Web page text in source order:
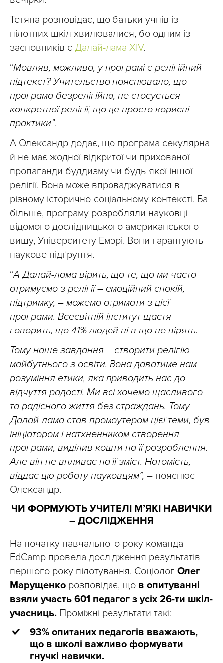
Тетяна розповідає, що батьки учнів із
пілотних шкіл хвилювалися, бо одним із
засновників є Далай-лама XIV.
“Мовляв, можливо, у програмі є релігійний
підтекст? Учительство пояснювало, що
програма безрелігійна, не стосується
конкретної релігії, що це просто корисні
практики”.
А Олександр додає, що програма секулярна
й не має жодної відкритої чи прихованої
пропаганди буддизму чи будь-якої іншої
релігії. Вона може впроваджуватися в
різному історично-соціальному контексті. Ба
більше, програму розробляли науковці
відомого дослідницького американського
вишу, Університету Еморі. Вони гарантують
наукове підґрунтя.
“А Далай-лама вірить, що те, що ми часто
отримуємо з релігії – емоційний спокій,
підтримку, – можемо отримати з цієї
програми. Всесвітній інститут щастя
говорить, що 41% людей ні в що не вірять.
Тому наше завдання – створити релігію
майбутнього з освіти. Вона даватиме нам
розуміння етики, яка приводить нас до
відчуття радості. Ми всі хочемо щасливого
та радісного життя без страждань. Тому
Далай-лама став промоутером цієї теми, був
ініціатором і натхненником створення
програми, виділив кошти на її розроблення.
Але він не впливає на її зміст. Натомість,
віддає цю роботу науковцям”, – пояснює
Олександр.
ЧИ ФОРМУЮТЬ УЧИТЕЛІ М’ЯКІ НАВИЧКИ
– ДОСЛІДЖЕННЯ
На початку навчального року команда
EdCamp провела дослідження результатів
першого року пілотування. Соціолог Олег
Марущенко розповідає, що в опитуванні
взяли участь 601 педагог з усіх 26-ти шкіл-
учасниць. Проміжні результати такі:
93% опитаних педагогів вважають,
що в школі важливо формувати
гнучкі навички.